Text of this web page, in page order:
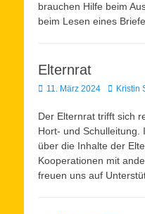
brauchen Hilfe beim
beim Lesen eines
Elternrat
Veröffentlicht
11. März 2024 AutorKristin
Der Elternrat trifft sich
Hort- und Schulleitung.
über die Inhalte der
Kooperationen mit
freuen uns auf